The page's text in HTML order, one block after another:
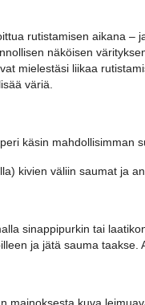
rutistamisen aikana –
näköisen
mielestäsi liikaa
väriä.
käsin mahdollisimman
kivien väliin saumat ja
sinappipurkin tai
ja jätä sauma taakse.